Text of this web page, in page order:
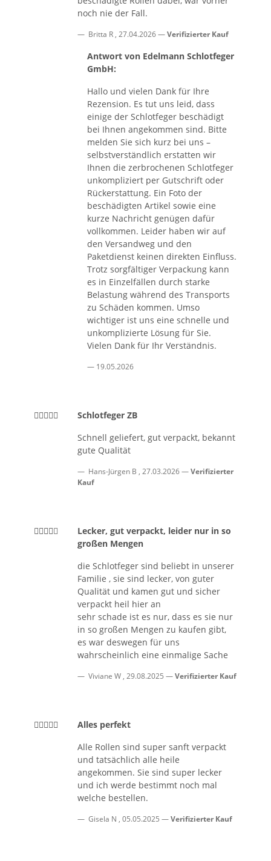
noch nie der Fall.
Britta R , 27.04.2026 Verifizierter Kauf
Antwort von Edelmann Schlotfeger
GmbH:
Hallo und vielen Dank für Ihre
Rezension. Es tut uns leid, dass
einige der Schlotfeger beschädigt
bei Ihnen angekommen sind. Bitte
melden Sie sich kurz bei uns –
selbstverständlich erstatten wir
Ihnen die zerbrochenen Schlotfeger
unkompliziert per Gutschrift oder
Rückerstattung. Ein Foto der
beschädigten Artikel sowie eine
kurze Nachricht genügen dafür
vollkommen. Leider haben wir auf
den Versandweg und den
Paketdienst keinen direkten Einfluss.
Trotz sorgfältiger Verpackung kann
es in Einzelfällen durch starke
Belastung während des Transports
zu Schäden kommen. Umso
wichtiger ist uns eine schnelle und
unkomplizierte Lösung für Sie.
Vielen Dank für Ihr Verständnis.
19.05.2026
Schlotfeger ZB
Schnell geliefert, gut verpackt, bekannt
gute Qualität
Hans-Jürgen B , 27.03.2026
Verifizierter
Kauf
Lecker, gut verpackt, leider nur in so
großen Mengen
die Schlotfeger sind beliebt in unserer
Familie , sie sind lecker, von guter
Qualität und kamen gut und sicher
verpackt heil hier an
sehr schade ist es nur, dass es sie nur
in so großen Mengen zu kaufen gibt,
es war deswegen für uns
wahrscheinlich eine einmalige Sache
Viviane W , 29.08.2025 Verifizierter Kauf
Alles perfekt
Alle Rollen sind super sanft verpackt
und tatsächlich alle heile
angekommen. Sie sind super lecker
und ich werde bestimmt noch mal
welche bestellen.
Gisela N , 05.05.2025 Verifizierter Kauf